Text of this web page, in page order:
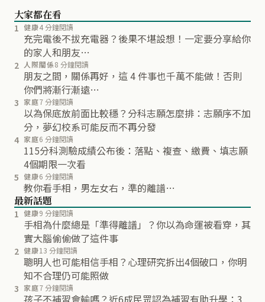
大家都在看
1 健康4 分鐘閱讀
充完電後不拔充電器？後果不堪設想！一定要分享給你
的家人和朋友…
2 人際關係8 分鐘閱讀
朋友之間，關係再好，這 4 件事也千萬不能做！否則
你們將漸行漸遠…
3 家庭7 分鐘閱讀
以為保底放前面比較穩？分科志願怎麼排：志願序不加
分，夢幻校系可能反而不再分發
4 家庭6 分鐘閱讀
115分科測驗成績公布後：落點、複查、繳費、填志願
4個期限一次看
5 健康6 分鐘閱讀
教你看手相，男左女右，準的離譜…
最新話題
1 健康9 分鐘閱讀
手相為什麼總是「準得離譜」？你以為命運被看穿，其
實大腦偷偷做了這件事
2 健康13 分鐘閱讀
聰明人也可能相信手相？心理研究拆出4個破口，你明
知不合理仍可能照做
3 家庭7 分鐘閱讀
孩子不補習會輸嗎？近6成民眾認為補習有助升學：3